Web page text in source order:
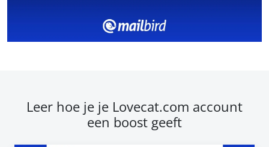
Leer hoe je je Lovecat.com account
een boost geeft